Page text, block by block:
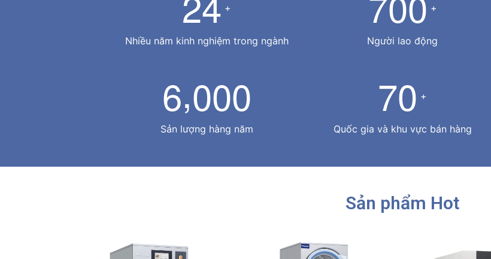
+
Nhiều năm kinh nghiệm trong ngành
+
Người lao động
6,000
Sản lượng hàng năm
70 +
Quốc gia và khu vực bán hàng
Sản phẩm Hot